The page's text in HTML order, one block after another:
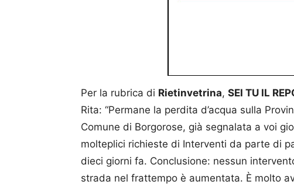
Per la rubrica di Rietinvetrina, SEI TU IL
Rita: “Permane la perdita d’acqua sulla
Comune di Borgorose, già segnalata a voi
molteplici richieste di Interventi da parte di
dieci giorni fa. Conclusione: nessun
strada nel frattempo è aumentata. È molto